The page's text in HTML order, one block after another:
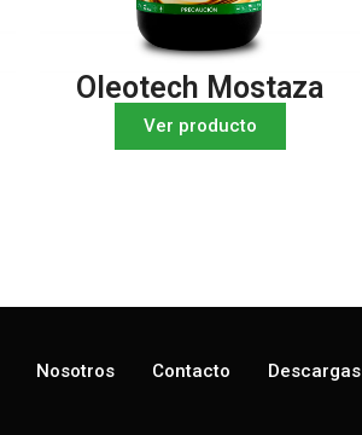
Oleotech Mostaza
Ver producto
Nosotros Contacto Descargas